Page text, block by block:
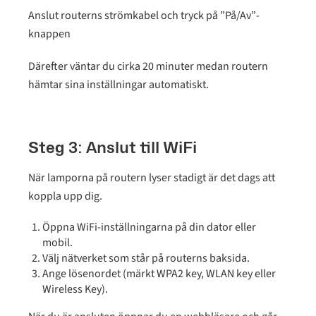
Anslut routerns strömkabel och tryck på ”På/Av”-
knappen
Därefter väntar du cirka 20 minuter medan routern
hämtar sina inställningar automatiskt.
Steg 3: Anslut till WiFi
När lamporna på routern lyser stadigt är det dags att
koppla upp dig.
Öppna WiFi-inställningarna på din dator eller
mobil.
Välj nätverket som står på routerns baksida.
Ange lösenordet (märkt WPA2 key, WLAN key eller
Wireless Key).